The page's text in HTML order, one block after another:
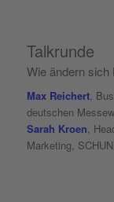
Talkrunde
Wie ändern sich
Max Reichert,
deutschen
Sarah Kroen ,
Marketing,